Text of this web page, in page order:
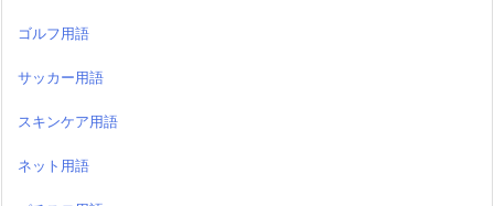
ゴルフ用語
サッカー用語
スキンケア用語
ネット用語